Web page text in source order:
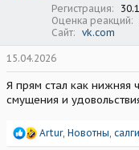
Регистрация
Оценка реакций
Сайт
vk.com
15.04.2026
Я прям стал как нижняя
смущения и
Р
Artur, Новотны